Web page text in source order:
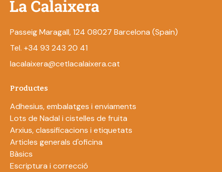
Passeig Maragall, 124 08027 Barcelona (Spain)
Tel. +34 93 243 20 41
lacalaixera@cetlacalaixera.cat
Productes
Adhesius, embalatges i enviaments
Lots de Nadal i cistelles de fruita
Arxius, classificacions i etiquetats
Articles generals d'oficina
Bàsics
Escriptura i correcció